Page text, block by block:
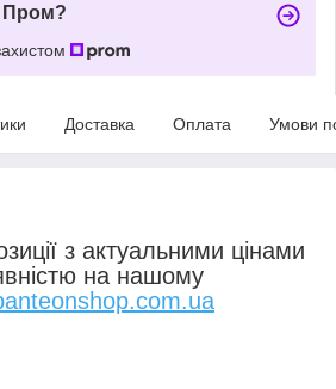
Пром?
Доставка Оплата Умови
з актуальними цінами
на нашому